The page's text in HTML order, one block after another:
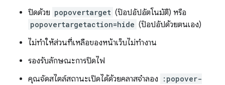
ปิดด้วย popovertarget (ป๊อปอัปอัตโนมัติ) หรือ
popovertargetaction=hide (ป๊อปอัปด้วยตนเอง)
ไม่ทําให้ส่วนที่เหลือของหน้าเว็บไม่ทำงาน
รองรับลักษณะการปิดไฟ
คุณจัดสไตล์สถานะเปิดได้ด้วยคลาสจำลอง
:popover-